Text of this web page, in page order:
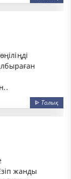
ᐈ Толық
жанды